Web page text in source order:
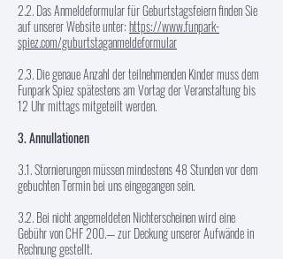
2.2. Das Anmeldeformular für Geburtstagsfeiern finden Sie
auf unserer Website unter:https://www.funpark-
spiez.com/guburtstaganmeldeformular
2.3. Die genaue Anzahl der teilnehmenden Kinder muss dem
Funpark Spiez spätestens am Vortag der Veranstaltung bis
12 Uhr mittags mitgeteilt werden.
3. Annullationen
3.1. Stornierungen müssen mindestens 48 Stunden vor dem
gebuchten Termin bei uns eingegangen sein.
3.2. Bei nicht angemeldeten Nichterscheinen wird eine
Gebühr von CHF 200.— zur Deckung unserer Aufwände in
Rechnung gestellt.